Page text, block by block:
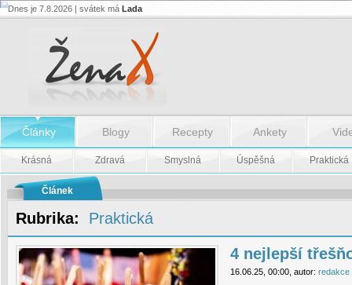
4
recepty
Dnes je 7.8.2026 | svátek má Lada
Články Blogy Recepty Ankety
Krásná Zdravá Smyslná Úspěšná Praktická
Článek
Rubrika: Praktická
4 nejlepší
16.06.25, 00:00, autor: redakce